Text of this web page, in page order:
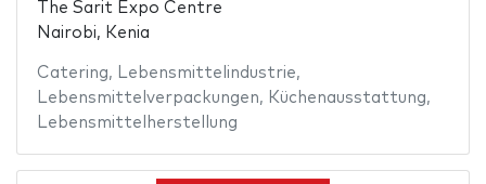
The Sarit Expo Centre
Nairobi, Kenia
Catering, Lebensmittelindustrie,
Lebensmittelverpackungen, Küchenausstattung,
Lebensmittelherstellung